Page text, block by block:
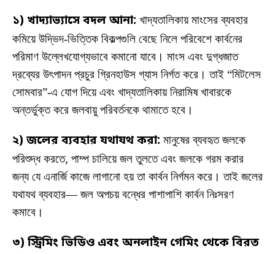
১) খাদ্যাভ্যাসে বদল আনা: খাদ্যতালিকায় মাংসের ব্যবহার
কমিয়ে উদ্ভিদ-ভিত্তিক বিকল্পগুলি বেছে নিলে পরিবেশে কার্বনের
পরিমাণ উল্লেখযোগ্যভাবে কমানো যাবে। মাংস এবং দুগ্ধজাত
দ্রব্যের উৎপাদন প্রচুর গ্রিনহাউস গ্যাস নির্গত করে। তাই “মিটলেস
সোমবার”-এ যোগ দিয়ে এবং খাদ্যতালিকায় নিরামিষ খাবারকে
অন্তর্ভুক্ত করে জলবায়ু পরিবর্তনকে থামাতে হবে।
২) জলের ব্যবহার যথাযথ করা: মানুষের ব্যবহৃত জলকে
পরিশুদ্ধ করতে, পাম্প চালিয়ে জল তুলতে এবং জলকে গরম করার
জন্য যে এনার্জি কাজে লাগানো হয় তা কার্বন নির্গমন করে। তাই জলের
যথাযথ ব্যবহার— জল অপচয় বন্ধের পাশাপাশি কার্বন নিঃসরণ
কমাবে।
৩) স্ট্রিমিং ভিডিও এবং অনলাইন গেমিং থেকে বিরত